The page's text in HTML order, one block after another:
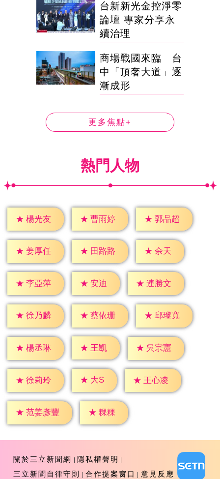
台新新光金控淨零
論壇 專家分享永
續治理
商場戰國來臨 台
中「頂奢大道」逐
漸成形
更多焦點+
熱門人物
★ 楊光友 ★ 曹雨婷 ★ 郭品超
★ 姜厚任 ★ 田路路 ★ 余天
★ 李亞萍 ★ 安迪 ★ 連勝文
★ 徐乃麟 ★ 蔡依珊 ★ 邱瓈寬
★ 楊丞琳 ★ 王凱 ★ 吳宗憲
★ 徐莉玲 ★ 大S ★ 王心凌
★ 范姜彥豐 ★ 粿粿
關於三立新聞網
隱私權聲明
三立新聞自律守則
合作提案窗口 意見反應